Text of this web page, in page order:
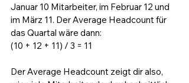
Januar 10 Mitarbeiter, im Februar 12 und
im März 11. Der Average Headcount für
das Quartal wäre dann:
(10 + 12 + 11) / 3 = 11
Der Average Headcount zeigt dir also,